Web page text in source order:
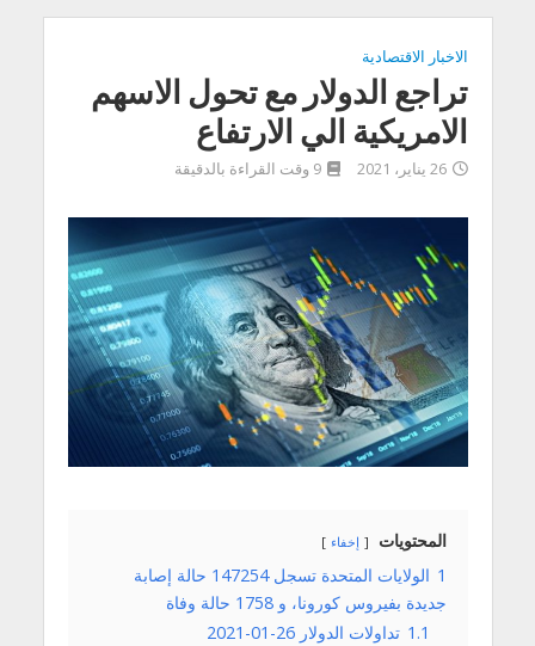
الاخبار الاقتصادية
تراجع الدولار مع تحول الاسهم
الامريكية الي الارتفاع
26 يناير، 2021 9 وقت القراءة بالدقيقة
المحتويات إخفاء
1
الولايات المتحدة تسجل 147254 حالة إصابة
جديدة بفيروس كورونا، و 1758 حالة وفاة
1.1 تداولات الدولار 26-01-2021